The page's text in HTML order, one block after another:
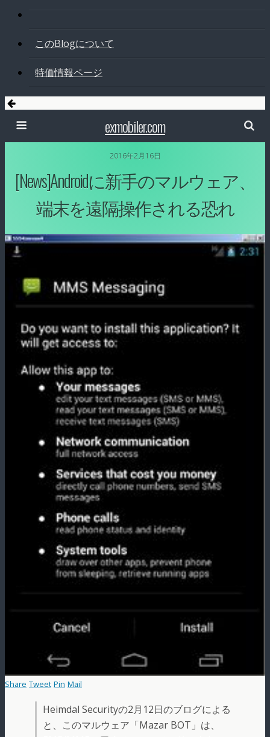
このBlogについて
特価情報ページ
exmobiler.com
2016年2月16日
[News]Androidに新手のマルウェア、
端末を遠隔操作される恐れ
Share Tweet Pin Mail
Heimdal Securityの2月12日のブログによる
と、このマルウェア「Mazar BOT」は、